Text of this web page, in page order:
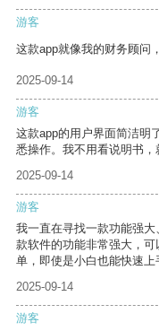
游客
这款app就像我的财务顾问
2025-09-14
游客
这款app的用户界面简洁明
悉操作。我不用看说明书，
2025-09-14
游客
我一直在寻找一款功能强
款软件的功能非常强大，
单，即使是小白也能快速上
2025-09-14
游客